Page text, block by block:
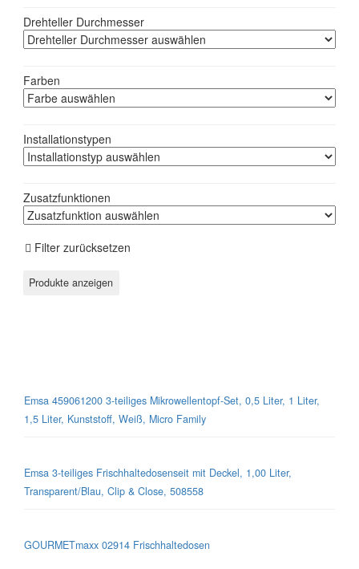
Drehteller Durchmesser
Farben
Installationstypen
Zusatzfunktionen
Filter zurücksetzen
Emsa 459061200 3-teiliges Mikrowellentopf-Set, 0,5 Liter, 1 Liter,
1,5 Liter, Kunststoff, Weiß, Micro Family
Emsa 3-teiliges Frischhaltedosenseit mit Deckel, 1,00 Liter,
Transparent/Blau, Clip & Close, 508558
GOURMETmaxx 02914 Frischhaltedosen